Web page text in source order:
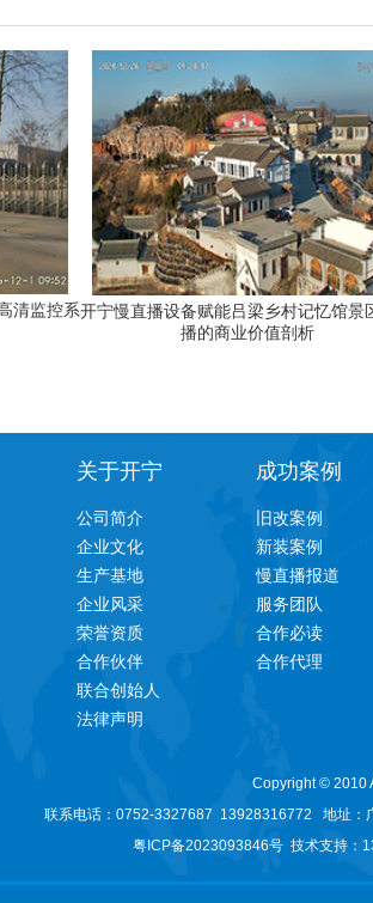
清监控系开宁慢直播设备赋能吕梁乡村记忆馆景
播的商业价值剖析
关于开宁
公司简介
企业文化
生产基地
企业风采
荣誉资质
合作伙伴
联合创始人
法律声明
成功案例
旧改案例
新装案例
慢直播报道
服务团队
合作必读
合作代理
Copyright © 2010
联系电话：0752-3327687 13928316772
地址：
粤ICP备2023093846号技术支持：